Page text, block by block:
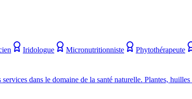
Iridologue Micronutritionniste Phytothérapeute
dans le domaine de la santé naturelle. Plantes,